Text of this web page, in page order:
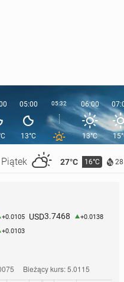
Piątek 27°C 16°C 28
05:00
13°C
05:32 06:00
13°C
+0.0105 USD3.7468 +0.0138
+0.0103